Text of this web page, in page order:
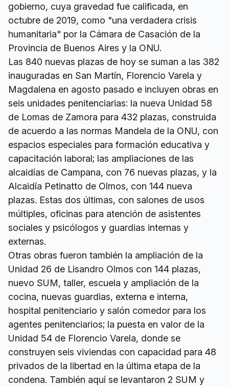
gobierno, cuya gravedad fue calificada, en
octubre de 2019, como "una verdadera crisis
humanitaria" por la Cámara de Casación de la
Provincia de Buenos Aires y la ONU.
Las 840 nuevas plazas de hoy se suman a las 382
inauguradas en San Martín, Florencio Varela y
Magdalena en agosto pasado e incluyen obras en
seis unidades penitenciarias: la nueva Unidad 58
de Lomas de Zamora para 432 plazas, construida
de acuerdo a las normas Mandela de la ONU, con
espacios especiales para formación educativa y
capacitación laboral; las ampliaciones de las
alcaidías de Campana, con 76 nuevas plazas, y la
Alcaidía Petinatto de Olmos, con 144 nueva
plazas. Estas dos últimas, con salones de usos
múltiples, oficinas para atención de asistentes
sociales y psicólogos y guardias internas y
externas.
Otras obras fueron también la ampliación de la
Unidad 26 de Lisandro Olmos con 144 plazas,
nuevo SUM, taller, escuela y ampliación de la
cocina, nuevas guardias, externa e interna,
hospital penitenciario y salón comedor para los
agentes penitenciarios; la puesta en valor de la
Unidad 54 de Florencio Varela, donde se
construyen seis viviendas con capacidad para 48
privados de la libertad en la última etapa de la
condena. También aquí se levantaron 2 SUM y